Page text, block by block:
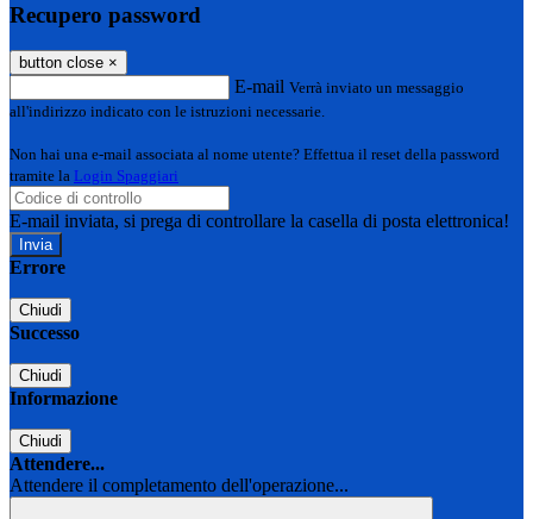
Recupero password
button close ×
E-mail Verrà inviato un messaggio
all'indirizzo indicato con le istruzioni necessarie.
Non hai una e-mail associata al nome utente? Effettua il reset della password
tramite la Login Spaggiari
E-mail inviata, si prega di controllare la casella di posta elettronica!
Errore
Chiudi
Successo
Chiudi
Informazione
Chiudi
Attendere...
Attendere il completamento dell'operazione...